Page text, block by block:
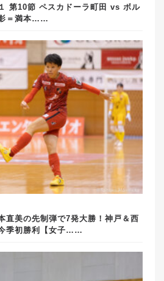
第10節 ペスカドーラ町田 vs ボル
＝満本……
直美の先制弾で7発大勝！神戸＆西
季初勝利【女子……